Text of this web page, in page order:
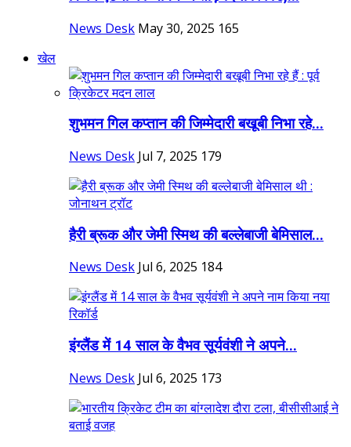
News Desk May 30, 2025 165
खेल
शुभमन गिल कप्तान की जिम्मेदारी बखूबी निभा रहे...
News Desk Jul 7, 2025 179
हैरी ब्रूक और जेमी स्मिथ की बल्लेबाजी बेमिसाल...
News Desk Jul 6, 2025 184
इंग्लैंड में 14 साल के वैभव सूर्यवंशी ने अपने...
News Desk Jul 6, 2025 173